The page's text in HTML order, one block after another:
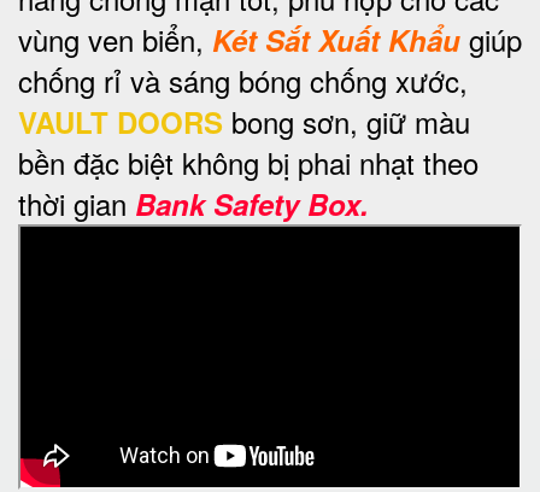
vùng ven biển, Két Sắt Xuất Khẩu giúp
chống rỉ và sáng bóng chống xước,
VAULT DOORS bong sơn, giữ màu
bền đặc biệt không bị phai nhạt theo
thời gian Bank Safety Box.